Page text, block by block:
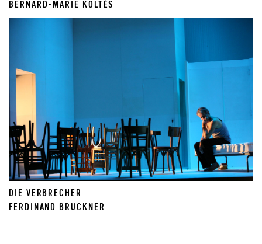
BERNARD-MARIE KOLTÈS
DIE VERBRECHER
FERDINAND BRUCKNER